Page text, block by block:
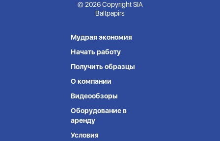
© 2026 Copyright SIA
Baltpapirs
Мудрая экономия
Начать работу
Получить образцы
О компании
Видеообзоры
Оборудование в
аренду
Условия